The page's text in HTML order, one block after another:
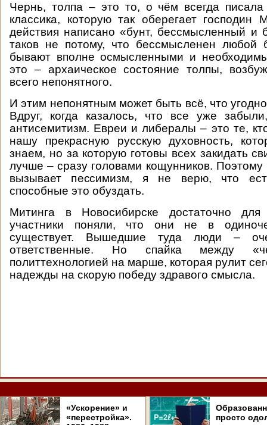
Чернь, толпа – это то, о чём всегда писала
классика, которую так оберегает господин
действия написано «бунт, бессмысленный
таков не потому, что бессмысленен любой
бывают вполне осмысленными и
это – архаическое состояние толпы,
всего непонятного.
И этим непонятным может быть всё, что
Вдруг, когда казалось, что все уже
антисемитизм. Евреи и либералы – это те,
нашу прекрасную русскую духовность,
знаем, но за которую готовы всех закидать
лучше – сразу головами кощунников.
вызывает пессимизм, я не верю, что
способные это обуздать.
Митинга в Новосибирске достаточно
участники поняли, что они не в
существует. Вышедшие туда люди –
ответственные. Но спайка между
политтехнологией на марше, которая рулит
надежды на скорую победу здравого смысла.
«Ускорение» и
«перестройка».
просто